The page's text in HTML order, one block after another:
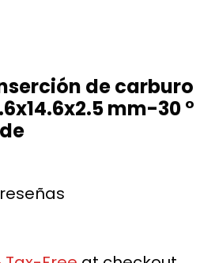
de carburo
mm-30 °